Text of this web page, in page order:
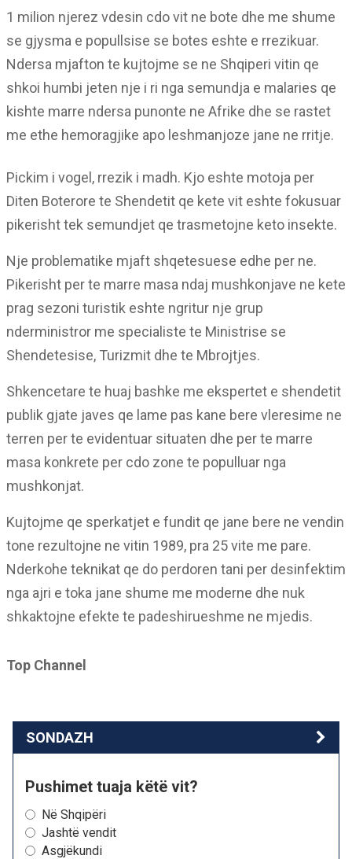
1 milion njerez vdesin cdo vit ne bote dhe me shume
se gjysma e popullsise se botes eshte e rrezikuar.
Ndersa mjafton te kujtojme se ne Shqiperi vitin qe
shkoi humbi jeten nje i ri nga semundja e malaries qe
kishte marre ndersa punonte ne Afrike dhe se rastet
me ethe hemoragjike apo leshmanjoze jane ne rritje.
Pickim i vogel, rrezik i madh. Kjo eshte motoja per
Diten Boterore te Shendetit qe kete vit eshte fokusuar
pikerisht tek semundjet qe trasmetojne keto insekte.
Nje problematike mjaft shqetesuese edhe per ne.
Pikerisht per te marre masa ndaj mushkonjave ne kete
prag sezoni turistik eshte ngritur nje grup
nderministror me specialiste te Ministrise se
Shendetesise, Turizmit dhe te Mbrojtjes.
Shkencetare te huaj bashke me ekspertet e shendetit
publik gjate javes qe lame pas kane bere vleresime ne
terren per te evidentuar situaten dhe per te marre
masa konkrete per cdo zone te populluar nga
mushkonjat.
Kujtojme qe sperkatjet e fundit qe jane bere ne vendin
tone rezultojne ne vitin 1989, pra 25 vite me pare.
Nderkohe teknikat qe do perdoren tani per desinfektim
nga ajri e toka jane shume me moderne dhe nuk
shkaktojne efekte te padeshirueshme ne mjedis.
Top Channel
SONDAZH
Pushimet tuaja këtë vit?
Në Shqipëri
Jashtë vendit
Asgjëkundi